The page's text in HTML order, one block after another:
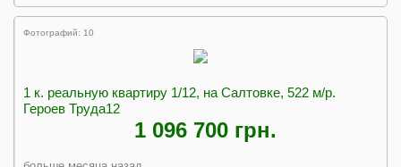
Фотографий: 10
1 к. реальную квартиру 1/12, на Салтовке, 522 м/р.
Героев Труда12
1 096 700 грн.